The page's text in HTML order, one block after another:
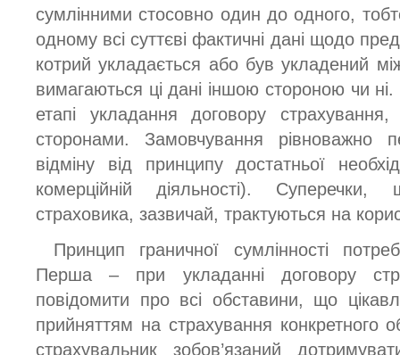
сумлінними стосовно один до одного,
одному всі суттєві фактичні дані щодо
котрий укладається або був укладений
вимагаються ці дані іншою стороною чи
етапі укладання договору
сторонами. Замовчування рівноважно
відміну від принципу достатньої
комерційній діяльності). Суперечки,
страховика, зазвичай, трактуються на
Принцип граничної сумлінності
Перша – при укладанні договору
повідомити про всі обставини, що
прийняттям на страхування конкретного
страхувальник зобов’язаний